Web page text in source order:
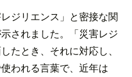
ジリエンス」と密接な関
されました。「災害レジ
たとき、それに対応し、
われる言葉で、近年は